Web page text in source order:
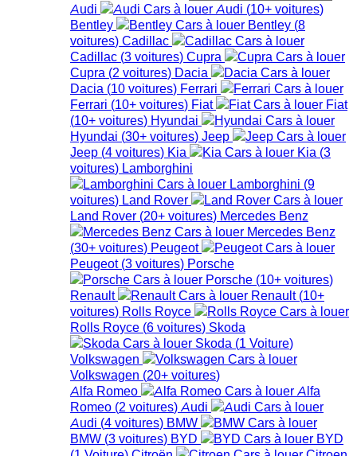
Audi Audi (10+ voitures)
Bentley
Bentley (8
voitures) Cadillac
Cadillac (3 voitures) Cupra
Cupra (2 voitures) Dacia
Dacia (10 voitures) Ferrari
Ferrari (10+ voitures) Fiat
Fiat
(10+ voitures) Hyundai
Hyundai (30+ voitures) Jeep
Jeep (4 voitures) Kia Kia (3
voitures) Lamborghini
Lamborghini (9
voitures) Land Rover
Land Rover (20+ voitures) Mercedes Benz
Mercedes Benz
(30+ voitures) Peugeot
Peugeot (3 voitures) Porsche
Porsche (10+ voitures)
Renault
Renault (10+
voitures) Rolls Royce
Rolls Royce (6 voitures) Skoda
Skoda (1 Voiture)
Volkswagen
Volkswagen (20+ voitures)
Alfa Romeo
Alfa
Romeo (2 voitures) Audi
Audi (4 voitures) BMW
BMW (3 voitures) BYD
BYD